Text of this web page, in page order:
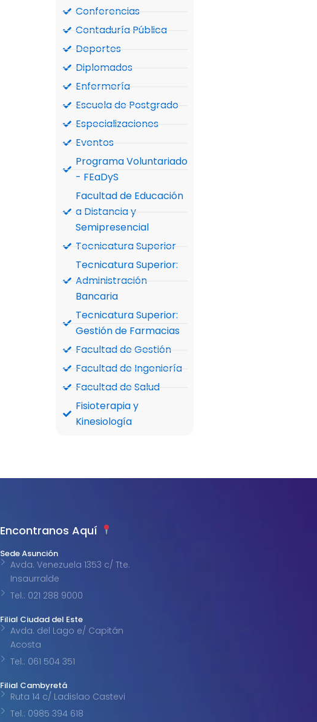
Conferencias
Contaduría Pública
Deportes
Diplomados
Enfermería
Escuela de Postgrado
Especializaciones
Eventos
Programa Voluntariado
- FEaDyS
Facultad de Educación
a Distancia y
Semipresencial
Tecnicatura Superior
Tecnicatura Superior:
Administración
Bancaria
Tecnicatura Superior:
Gestión de Farmacias
Facultad de Gestión
Facultad de Ingeniería
Facultad de Salud
Fisioterapia y
Kinesiología
Encontranos Aquí
Sede Asunción
Avda. Venezuela 1353 c/ Tte.
Insaurralde
Tel.: 021 288 9000
Filial Ciudad del Este
Avda. del Lago e/ Capitán
Acosta
Tel.: 061 504 351
Filial Cambyretá
Ruta 14 c/ Ladislao Castevi
Tel.: 0985 394 618